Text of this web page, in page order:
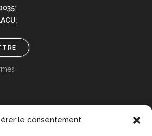
le consentement
:
: